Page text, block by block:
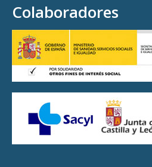
Colaboradores